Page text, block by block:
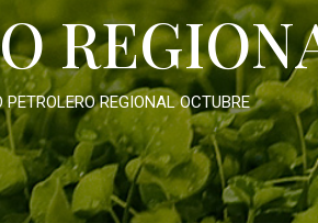
PETROLERO REGIONAL OCTUBRE